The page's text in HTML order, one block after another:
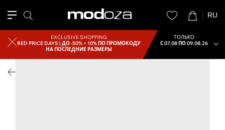
RU
EXCLUSIVE SHOPPING
RED PRICE DAYS |ДО -50% + 10% ПО ПРОМОКОДУ
НА ПОСЛЕДНИЕ РАЗМЕРЫ
ТОЛЬКО
С 07.08 ПО 09.08.26